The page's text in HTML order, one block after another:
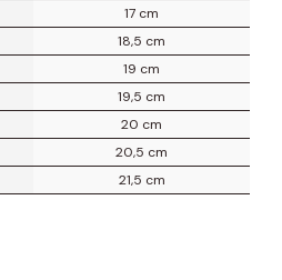
17 cm
18,5 cm
19 cm
19,5 cm
20 cm
20,5 cm
21,5 cm